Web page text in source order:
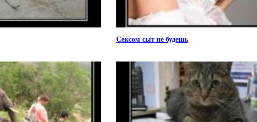
Сексом сыт не будешь